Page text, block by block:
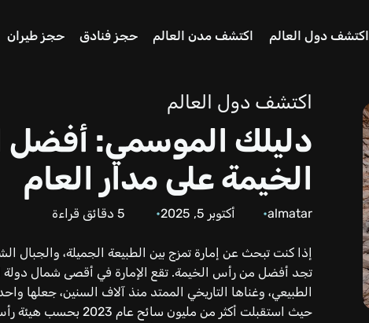
اكتشف دول العالم اكتشف مدن العالم حجز فنادق حجز طيران
اكتشف دول العالم
دليلك الموسمي: أفضل
الخيمة على مدار العام
almatar أكتوبر 5, 2025 5دقائق قراءة
إذا كنت تبحث عن إمارة تمزج بين الطبيعة الجميلة، والجبال
تجد أفضل من رأس الخيمة. تقع الإمارة في أقصى شمال دولة
الطبيعي، وغناها التاريخي الممتد منذ آلاف السنين، جعلها
حيث استقبلت أكثر من